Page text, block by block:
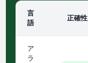
言
語
正確性
ア
ラ